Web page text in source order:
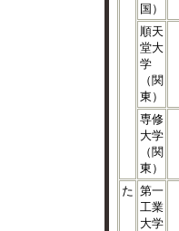
国）
順天
堂大
学
（関
東）
専修
大学
（関
東）
た 第一
工業
大学